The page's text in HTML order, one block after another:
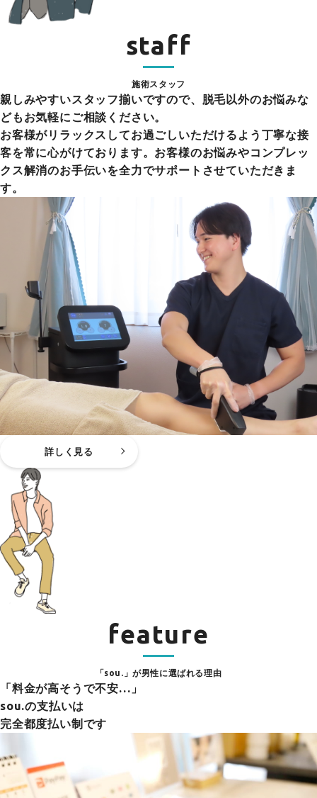
staff
施術スタッフ
親しみやすいスタッフ揃いですので、脱毛以外のお悩みな
どもお気軽にご相談ください。
お客様がリラックスしてお過ごしいただけるよう丁寧な接
客を常に心がけております。お客様のお悩みやコンプレッ
クス解消のお手伝いを全力でサポートさせていただきま
す。
詳しく見る
feature
「sou.」が男性に選ばれる理由
「料金が高そうで不安…」
sou.の支払いは
完全都度払い制です